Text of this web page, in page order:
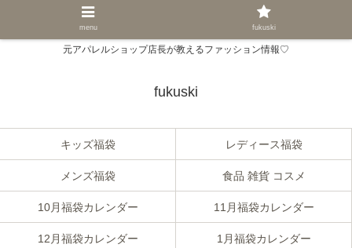
元アパレルショップ店長が教えるファッション情報♡
fukuski
キッズ福袋 レディース福袋
メンズ福袋 食品 雑貨 コスメ
10月福袋カレンダー 11月福袋カレンダー
12月福袋カレンダー 1月福袋カレンダー
menu fukuski